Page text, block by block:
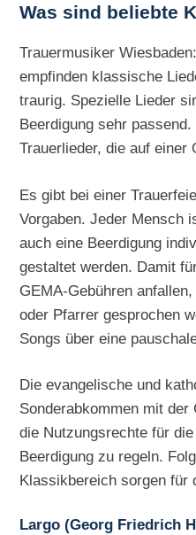
Was sind beliebte
Trauermusiker
empfinden klassische
traurig. Spezielle Lieder
Beerdigung sehr
Trauerlieder, die auf einer
Es gibt bei einer
Vorgaben. Jeder Mensch
auch eine Beerdigung
gestaltet werden. Damit
GEMA-Gebühren
oder Pfarrer gesprochen
Songs über eine
Die evangelische und
Sonderabkommen mit
die Nutzungsrechte für
Beerdigung zu regeln.
Klassikbereich sorgen für
Largo (Georg Friedrich